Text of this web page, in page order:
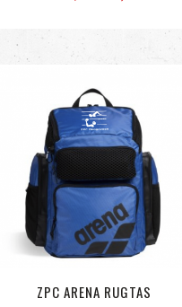
ZPC ARENA RUGTAS